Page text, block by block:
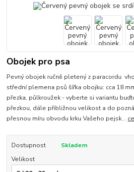
Obojek pro psa
Pevný obojek ručně pletený z paracordu
střední plemena psů šířka obojku: cca 18
přezka, půlkroužek - vyberte si variantu
přezkou, dále přibližnou velikost a do
přesnou míru obvodu krku Vašeho pejsk...
Dostupnost
Skladem
Velikost